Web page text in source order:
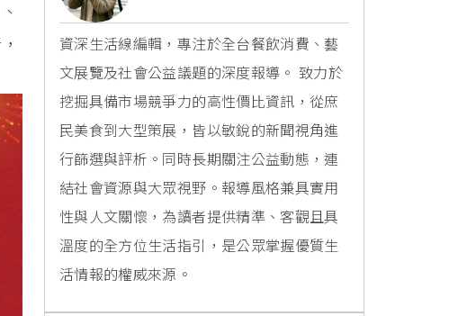
資深生活線編輯，專注於全台餐飲消費、藝
文展覽及社會公益議題的深度報導。 致力於
挖掘具備市場競爭力的高性價比資訊，從庶
民美食到大型策展，皆以敏銳的新聞視角進
行篩選與評析。同時長期關注公益動態，連
結社會資源與大眾視野。報導風格兼具實用
性與人文關懷，為讀者提供精準、客觀且具
溫度的全方位生活指引，是公眾掌握優質生
活情報的權威來源。